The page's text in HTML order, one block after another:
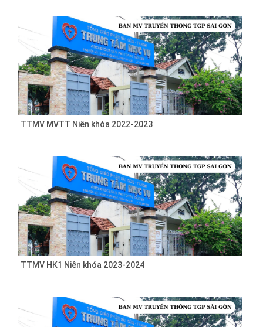
TTMV MVTT Niên khóa 2022-2023
TTMV HK1 Niên khóa 2023-2024